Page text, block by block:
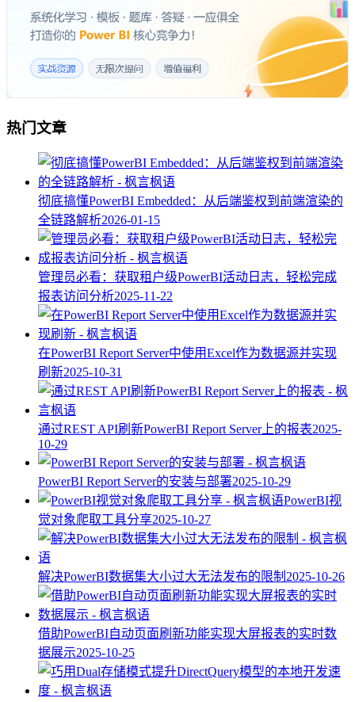
热门文章
彻底搞懂PowerBI Embedded：从后端鉴权到前端渲染的
全链路解析2026-01-15
管理员必看：获取租户级PowerBI活动日志，轻松完成
报表访问分析2025-11-22
在PowerBI Report Server中使用Excel作为数据源并实现
刷新2025-10-31
通过REST API刷新PowerBI Report Server上的报表2025-
10-29
PowerBI Report Server的安装与部署2025-10-29
PowerBI视
觉对象爬取工具分享2025-10-27
解决PowerBI数据集大小过大无法发布的限制 2025-10-26
借助PowerBI自动页面刷新功能实现大屏报表的实时数
据展示2025-10-25